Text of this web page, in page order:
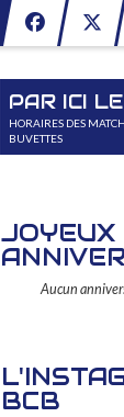
PAR ICI
HORAIRES DES
BUVETTES
JOYEUX
Aucun
BCB